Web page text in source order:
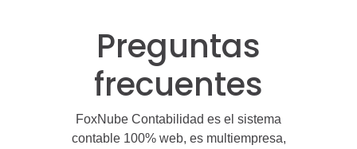
Preguntas
frecuentes
FoxNube Contabilidad es el sistema
contable 100% web, es multiempresa,